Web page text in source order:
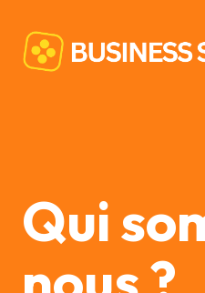
contenu
Qui